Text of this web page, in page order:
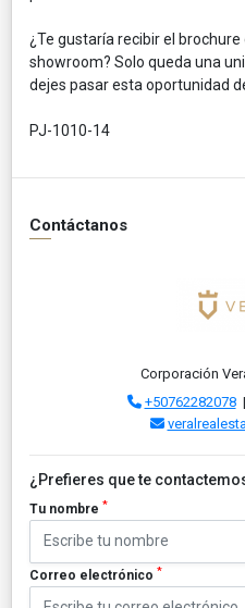
¿Te gustaría recibir el
showroom? Solo queda una
dejes pasar esta oportunidad
PJ-1010-14
Contáctanos
Corporación
+50762282078|
¿Prefieres que te
Tu nombre *
Correo electrónico *